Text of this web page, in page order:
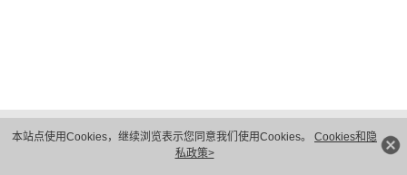
本站点使用Cookies，继续浏览表示您同意我们使用Cookies。 Cookies和隐
私政策>
隐私保护
法律声明